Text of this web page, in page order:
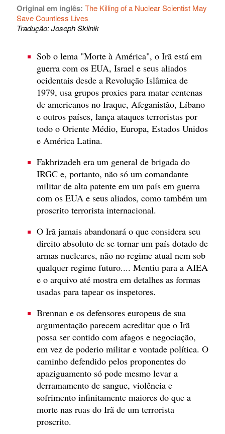
Original em inglês: The Killing of a Nuclear Scientist May
Save Countless Lives
Tradução: Joseph Skilnik
Sob o lema "Morte à América", o Irã está em
guerra com os EUA, Israel e seus aliados
ocidentais desde a Revolução Islâmica de
1979, usa grupos proxies para matar centenas
de americanos no Iraque, Afeganistão, Líbano
e outros países, lança ataques terroristas por
todo o Oriente Médio, Europa, Estados Unidos
e América Latina.
Fakhrizadeh era um general de brigada do
IRGC e, portanto, não só um comandante
militar de alta patente em um país em guerra
com os EUA e seus aliados, como também um
proscrito terrorista internacional.
O Irã jamais abandonará o que considera seu
direito absoluto de se tornar um país dotado de
armas nucleares, não no regime atual nem sob
qualquer regime futuro.... Mentiu para a AIEA
e o arquivo até mostra em detalhes as formas
usadas para tapear os inspetores.
Brennan e os defensores europeus de sua
argumentação parecem acreditar que o Irã
possa ser contido com afagos e negociação,
em vez de poderio militar e vontade política. O
caminho defendido pelos proponentes do
apaziguamento só pode mesmo levar a
derramamento de sangue, violência e
sofrimento infinitamente maiores do que a
morte nas ruas do Irã de um terrorista
proscrito.